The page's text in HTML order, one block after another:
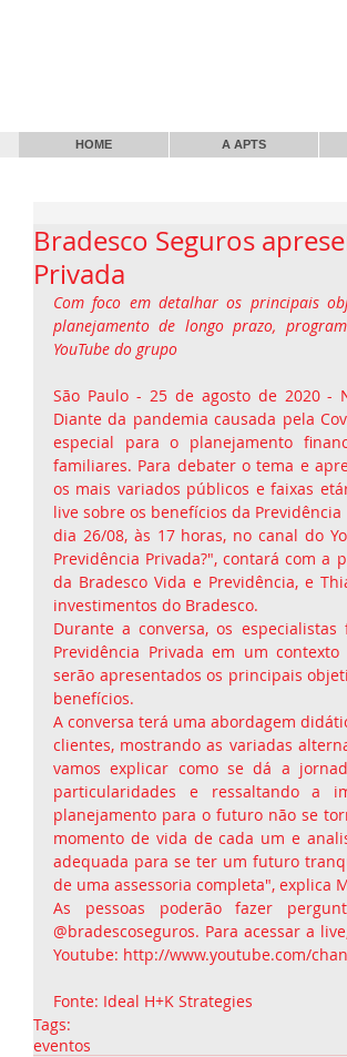
HOME A APTS
Bradesco Seguros
Privada
Com foco em detalhar os principais
planejamento de longo prazo,
YouTube do grupo
São Paulo - 25 de agosto de 2020
Diante da pandemia causada pela
especial para o planejamento
familiares. Para debater o tema e
os mais variados públicos e faixas
live sobre os benefícios da
dia 26/08, às 17 horas, no canal do
Previdência Privada?", contará com a
da Bradesco Vida e Previdência, e
investimentos do Bradesco.
Durante a conversa, os
Previdência Privada em um
serão apresentados os principais
benefícios.
A conversa terá uma abordagem
clientes, mostrando as variadas
vamos explicar como se dá a
particularidades e ressaltando a
planejamento para o futuro não se
momento de vida de cada um e
adequada para se ter um futuro
de uma assessoria completa", explica
As pessoas poderão fazer
@bradescoseguros. Para acessar a
Youtube: http://www.youtube.com/
Fonte: Ideal H+K Strategies
Tags:
eventos